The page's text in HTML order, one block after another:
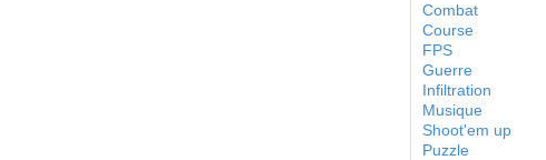
Combat
Course
FPS
Guerre
Infiltration
Musique
Shoot'em up
Puzzle